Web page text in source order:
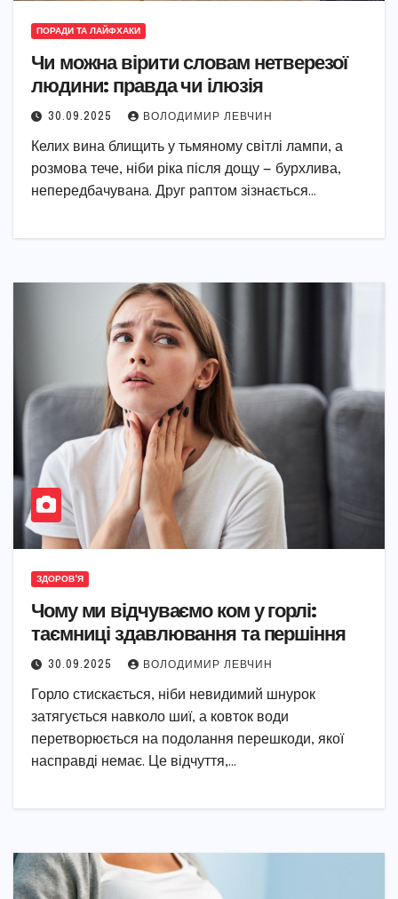
ПОРАДИ ТА ЛАЙФХАКИ
Чи можна вірити словам нетверезої
людини: правда чи ілюзія
30.09.2025 ВОЛОДИМИР ЛЕВЧИН
Келих вина блищить у тьмяному світлі лампи, а
розмова тече, ніби ріка після дощу — бурхлива,
непередбачувана. Друг раптом зізнається…
ЗДОРОВ'Я
Чому ми відчуваємо ком у горлі:
таємниці здавлювання та першіння
30.09.2025 ВОЛОДИМИР ЛЕВЧИН
Горло стискається, ніби невидимий шнурок
затягується навколо шиї, а ковток води
перетворюється на подолання перешкоди, якої
насправді немає. Це відчуття,…